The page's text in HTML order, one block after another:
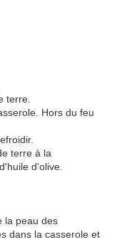
terre.
Hors du feu
terre à la
d'olive.
la peau des
dans la casserole et